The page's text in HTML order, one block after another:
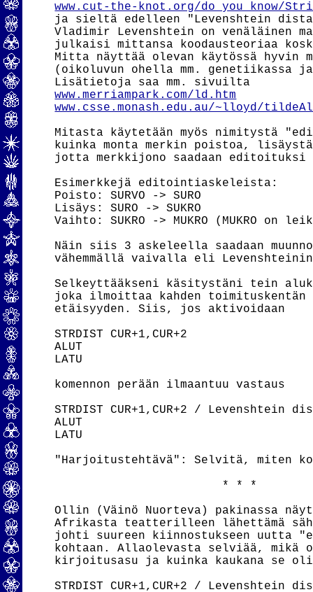
www.cut-the-knot.org/do_you_know/
ja sieltä edelleen "Levenshtein
Vladimir Levenshtein on venäläinen
julkaisi mittansa koodausteoriaa
Mitta näyttää olevan käytössä hyvin
(oikoluvun ohella mm. genetiikassa
www.merriampark.com/ld.htm
www.csse.monash.edu.au/~lloyd/
Mitasta käytetään myös nimitystä
kuinka monta merkin poistoa,
jotta merkkijono saadaan
Esimerkkejä editointiaskeleista:
Poisto: SURVO -> SURO
Lisäys: SURO -> SUKRO
Vaihto: SUKRO -> MUKRO (MUKRO
Näin siis 3 askeleella saadaan
vähemmällä vaivalla eli Levenshteinin
Selkeyttääkseni käsitystäni tein aluksi
joka ilmoittaa kahden
etäisyyden. Siis, jos aktivoidaan
STRDIST CUR+1,CUR+2
ALUT
LATU
komennon perään ilmaantuu vastaus
STRDIST CUR+1,CUR+2 / Levenshtein
ALUT
LATU
"Harjoitustehtävä": Selvitä, miten
                        * * *
Ollin (Väinö Nuorteva) pakinassa
Afrikasta teatterilleen lähettämä
johti suureen kiinnostukseen uutta
kohtaan. Allaolevasta selviää, mikä
kirjoitusasu ja kuinka kaukana se
STRDIST CUR+1,CUR+2 / Levenshtein